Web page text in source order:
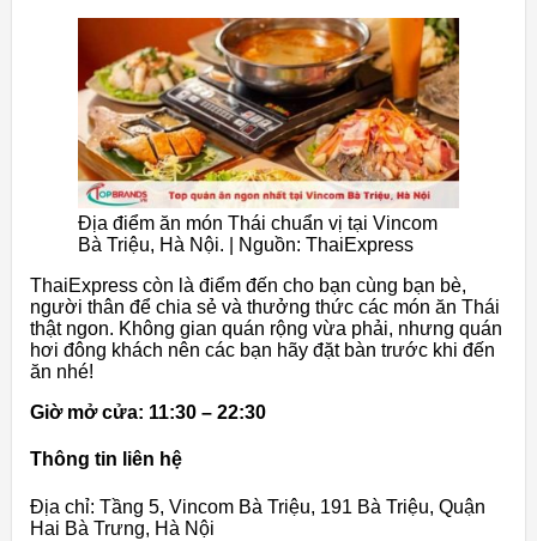
Địa điểm ăn món Thái chuẩn vị tại Vincom
Bà Triệu, Hà Nội. | Nguồn: ThaiExpress
ThaiExpress còn là điểm đến cho bạn cùng bạn bè,
người thân để chia sẻ và thưởng thức các món ăn Thái
thật ngon. Không gian quán rộng vừa phải, nhưng quán
hơi đông khách nên các bạn hãy đặt bàn trước khi đến
ăn nhé!
Giờ mở cửa: 11:30 – 22:30
Thông tin liên hệ
Địa chỉ: Tầng 5, Vincom Bà Triệu, 191 Bà Triệu, Quận
Hai Bà Trưng, Hà Nội